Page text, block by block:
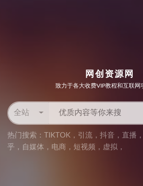
网创资源网
致力于各大收费VIP教程和互联网
全站
热门搜索： TIKTOK ， 引流 ， 抖音 ， 直播 ，
乎 ， 自媒体 ， 电商 ， 短视频 ， 虚拟 ，